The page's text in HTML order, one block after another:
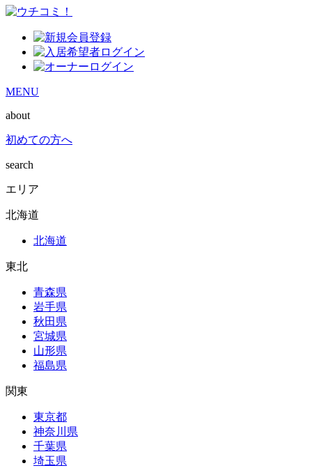
MENU
about
初めての方へ
search
エリア
北海道
北海道
東北
青森県
岩手県
秋田県
宮城県
山形県
福島県
関東
東京都
神奈川県
千葉県
埼玉県